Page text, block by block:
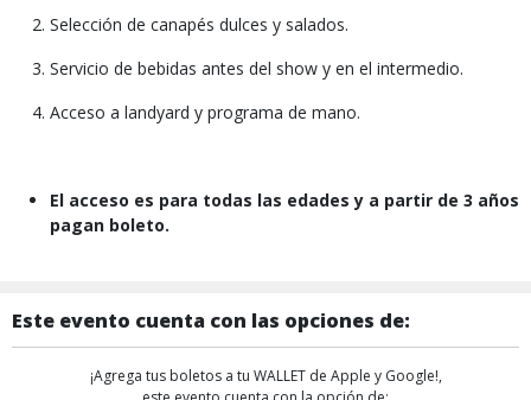
Selección de canapés dulces y salados.
Servicio de bebidas antes del show y en el intermedio.
Acceso a landyard y programa de mano.
El acceso es para todas las edades y a partir de 3 años
pagan boleto.
Este evento cuenta con las opciones de:
¡Agrega tus boletos a tu WALLET de Apple y Google!,